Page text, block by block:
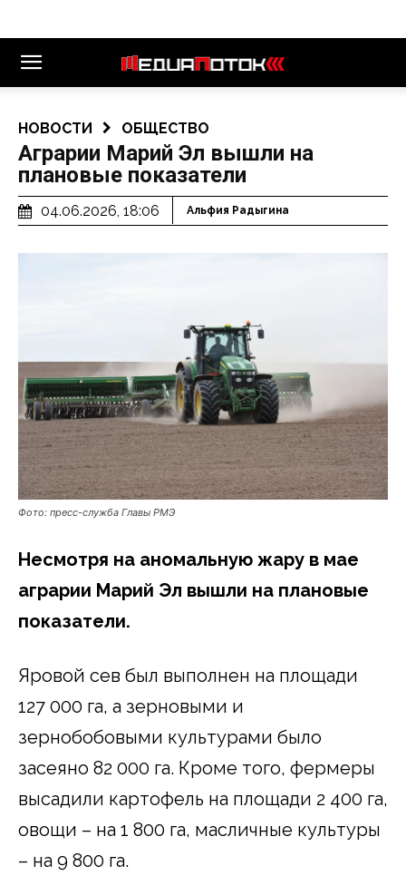
НОВОСТИ ОБЩЕСТВО
Аграрии Марий Эл вышли на
плановые показатели
04.06.2026, 18:06 Альфия Радыгина
Фото: пресс-служба Главы РМЭ
Несмотря на аномальную жару в мае
аграрии Марий Эл вышли на плановые
показатели.
Яровой сев был выполнен на площади
127 000 га, а зерновыми и
зернобобовыми культурами было
засеяно 82 000 га. Кроме того, фермеры
высадили картофель на площади 2 400 га,
овощи – на 1 800 га, масличные культуры
– на 9 800 га.